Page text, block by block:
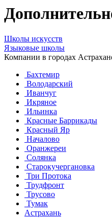
Школы искусств
Языковые школы
Компании в городах
Бахтемир
Володарский
Иванчуг
Икряное
Ильинка
Красные Баррикады
Красный Яр
Началово
Оранжереи
Солянка
Старокучергановка
Три Протока
Трудфронт
Трусово
Тумак
Астрахань